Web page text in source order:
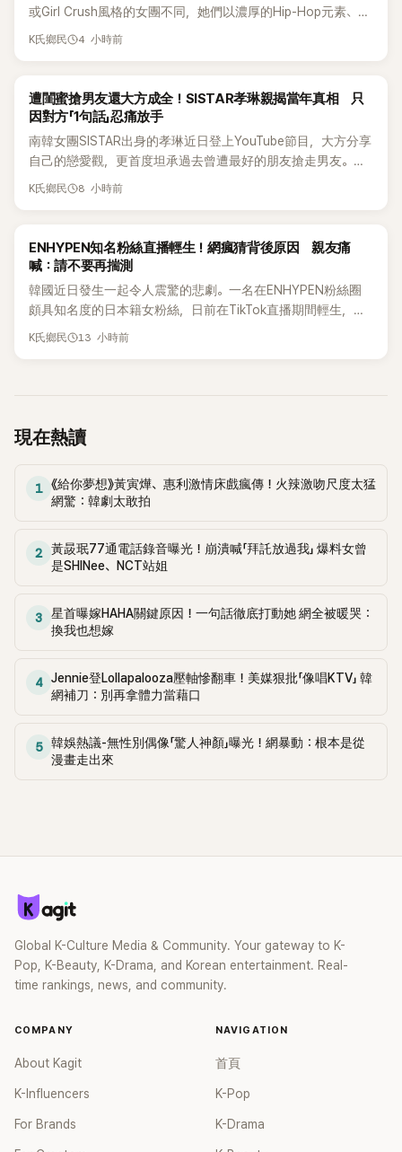
或Girl Crush風格的女團不同，她們以濃厚的Hip-Hop元素、自
創Rap及成員親自參與創作為特色，MV也融入美式街頭、塗
為第五代女團中極具辨識度的新生代代表之一。
K氏鄉民 4 小時前
K-POP
遭閨蜜搶男友還大方成全！SISTAR孝琳親揭當年真相 只
因對方「1句話」忍痛放手
南韓女團SISTAR出身的孝琳近日登上YouTube節目，大方分享
自己的戀愛觀，更首度坦承過去曾遭最好的朋友搶走男友。她
表示，當時選擇瀟灑放手，但如果同樣的事情現在再發生，「我
K氏鄉民 8 小時前
K-POP
ENHYPEN知名粉絲直播輕生！網瘋猜背後原因 親友痛
喊：請不要再揣測
韓國近日發生一起令人震驚的悲劇。一名在ENHYPEN粉絲圈
頗具知名度的日本籍女粉絲，日前在TikTok直播期間輕生，最
終不幸身亡，消息曝光後震驚韓網，也讓不少粉絲湧入社群平
K氏鄉民 13 小時前
現在熱讀
1
《給你夢想》黃寅燁、惠利激情床戲瘋傳！火辣激吻尺度太猛
網驚：韓劇太敢拍
2
黃晸珉77通電話錄音曝光！崩潰喊「拜託放過我」 爆料女曾
是SHINee、NCT站姐
3
星首曝嫁HAHA關鍵原因！一句話徹底打動她 網全被暖哭：
換我也想嫁
4
Jennie登Lollapalooza壓軸慘翻車！美媒狠批「像唱KTV」 韓
網補刀：別再拿體力當藉口
5
韓娛熱議-無性別偶像「驚人神顏」曝光！網暴動：根本是從
漫畫走出來
Global K-Culture Media & Community. Your gateway to K-
Pop, K-Beauty, K-Drama, and Korean entertainment. Real-
time rankings, news, and community.
COMPANY
About Kagit
K-Influencers
For Brands
NAVIGATION
首頁
K-Pop
K-Drama